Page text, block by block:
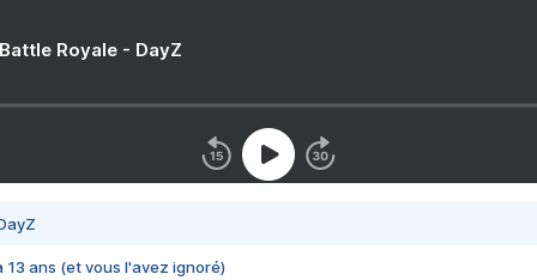
Royale - DayZ
13 ans (et vous l'avez ignoré)